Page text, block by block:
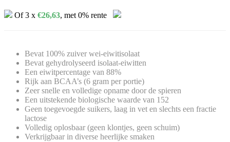
Of 3 x €26,63, met 0% rente
Bevat 100% zuiver wei-eiwitisolaat
Bevat gehydrolyseerd isolaat-eiwitten
Een eiwitpercentage van 88%
Rijk aan BCAA’s (6 gram per portie)
Zeer snelle en volledige opname door de spieren
Een uitstekende biologische waarde van 152
Geen toegevoegde suikers, laag in vet en slechts een fractie
lactose
Volledig oplosbaar (geen klontjes, geen schuim)
Verkrijgbaar in diverse heerlijke smaken